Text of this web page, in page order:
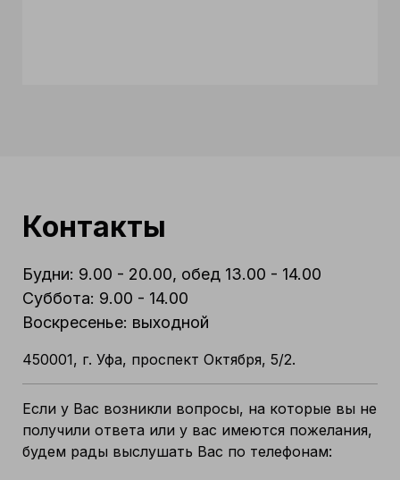
Контакты
Будни: 9.00 - 20.00, обед 13.00 - 14.00
Суббота: 9.00 - 14.00
Воскресенье: выходной
450001, г. Уфа, проспект Октября, 5/2.
Если у Вас возникли вопросы, на которые вы не
получили ответа или у вас имеются пожелания,
будем рады выслушать Вас по телефонам: